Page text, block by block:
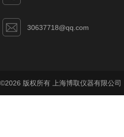
30637718@qq.com
©2026 版权所有 上海博取仪器有限公司